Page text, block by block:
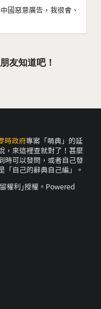
國惡意廣告，我很會、
友知道吧！
時政府專案「萌典」的延
，來這裡查就對了！甚麼
時可以發問，或者自己發
「自己的辭典自己編」。
權利｣授權。Powered